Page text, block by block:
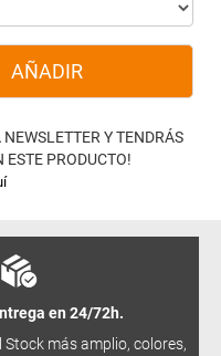
AÑADIR
Y TENDRÁS
ESTE PRODUCTO!
en 24/72h.
Stock más amplio, colores,